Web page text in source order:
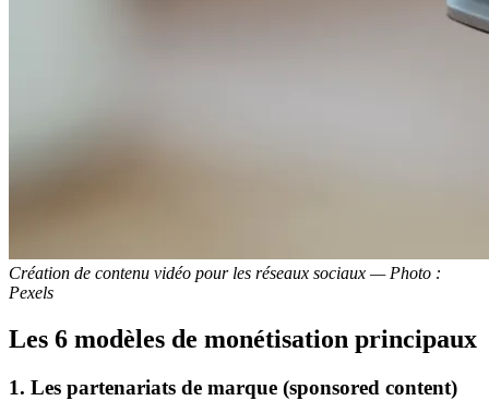
Création de contenu vidéo pour les réseaux sociaux — Photo :
Pexels
Les 6 modèles de monétisation principaux
1. Les partenariats de marque (sponsored content)